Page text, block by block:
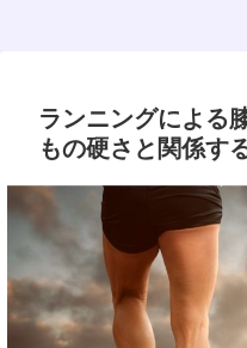
ランニングによる
もの硬さと関係す